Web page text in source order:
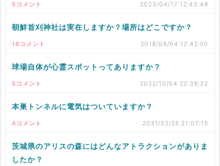
5コメント 2023/04/17 12:43:48
朝鮮首刈神社は実在しますか？場所はどこですか？
18コメント 2018/08/04 12:42:50
球場自体が心霊スポットってありますか？
5コメント 2022/10/04 22:38:32
本巣トンネルに電気はついていますか？
4コメント 2021/02/25 21:07:15
茨城県のアリスの森にはどんなアトラクションがありま
したか？